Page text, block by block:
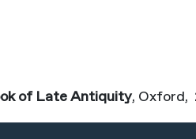
of Late Antiquity, Oxford,